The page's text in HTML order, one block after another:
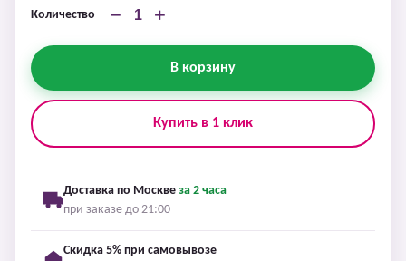
Количество − +
В корзину
Купить в 1 клик
Доставка по Москве за 2 часа
при заказе до 21:00
Скидка 5% при самовывозе